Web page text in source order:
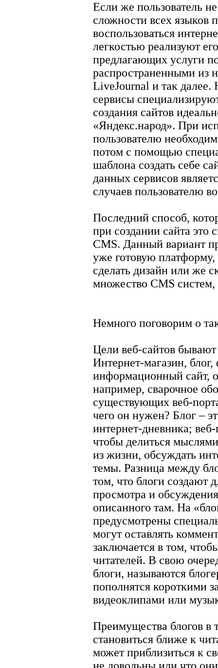
Если же пользователь не
сложности всех языков
воспользоваться
легкостью реализуют
предлагающих услуги
распространенными из
LiveJournal и так далее.
сервисы
создания сайтов
«Яндекс.народ». При
пользователю
потом с помощью
шаблона создать себе
данных сервисов
случаев пользователю
Последний способ,
при создании сайта это
CMS. Данный вариант
уже готовую
сделать дизайн или же
множество CMS
Немного поговорим о
Цели веб-сайтов
Интернет-магазин,
информационный сайт,
например, сварочное
существующих веб-
чего он нужен? Блог –
интернет-дневника;
чтобы делиться
из жизни, обсуждать
темы. Разница между
том, что блоги создают
просмотра и
описанного там. На
предусмотрены
могут оставлять
заключается в том,
читателей. В свою
блоги, называются
пополнятся короткими
видеоклипами или
Преимущества блогов в
становиться ближе к
может приблизиться к